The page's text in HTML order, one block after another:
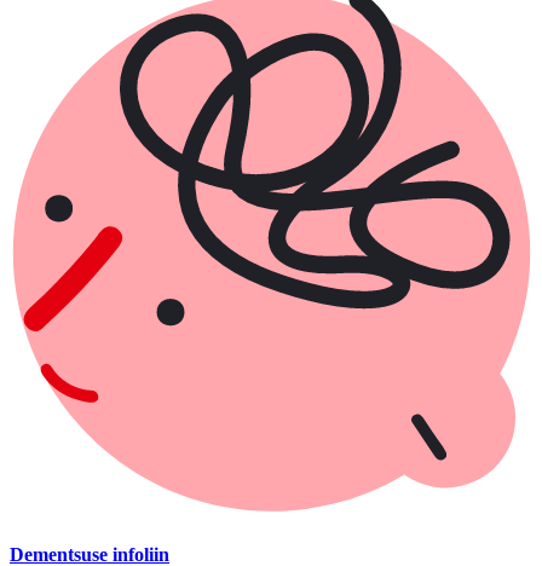
Dementsuse infoliin